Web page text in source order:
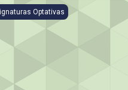
intensiva sobre pasturas.
Optativas